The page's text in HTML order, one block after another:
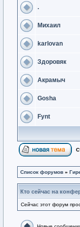
.
Михаил
karlovan
Здоровяк
Акрамыч
Gosha
Fynt
Список форумов »
Кто сейчас на
Сейчас этот форум